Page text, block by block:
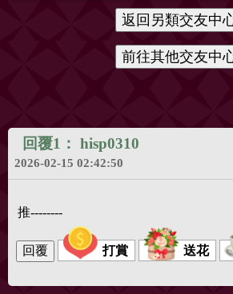
回覆1： hisp0310
2026-02-15 02:42:50
推--------
打賞 送花
，謝謝您的合作。